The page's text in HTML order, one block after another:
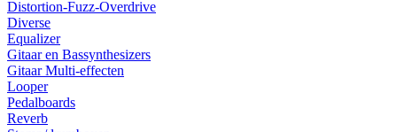
Distortion-Fuzz-Overdrive
Diverse
Equalizer
Gitaar en Bassynthesizers
Gitaar Multi-effecten
Looper
Pedalboards
Reverb